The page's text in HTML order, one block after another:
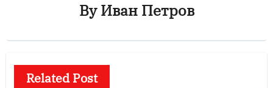
ByИван Петров
Related Post